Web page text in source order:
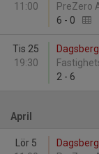
11:00
PreZero
6 - 0
Tis 25
19:30
2 - 6
April
Lör 5